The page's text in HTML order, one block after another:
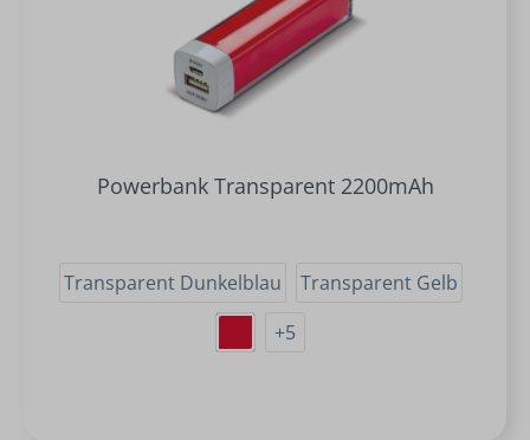
Powerbank Transparent 2200mAh
Transparent Dunkelblau
Transparent Gelb
+5